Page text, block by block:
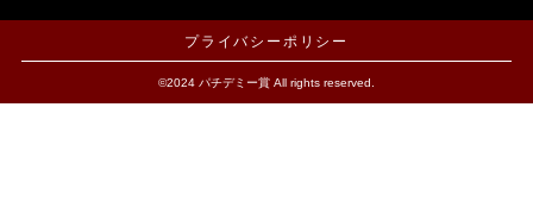
プライバシーポリシー
©2024 パチデミー賞 All rights reserved.